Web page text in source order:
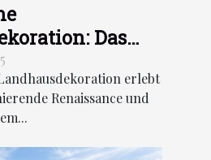
Das
des Vintage-
erlebt
Renaissance und